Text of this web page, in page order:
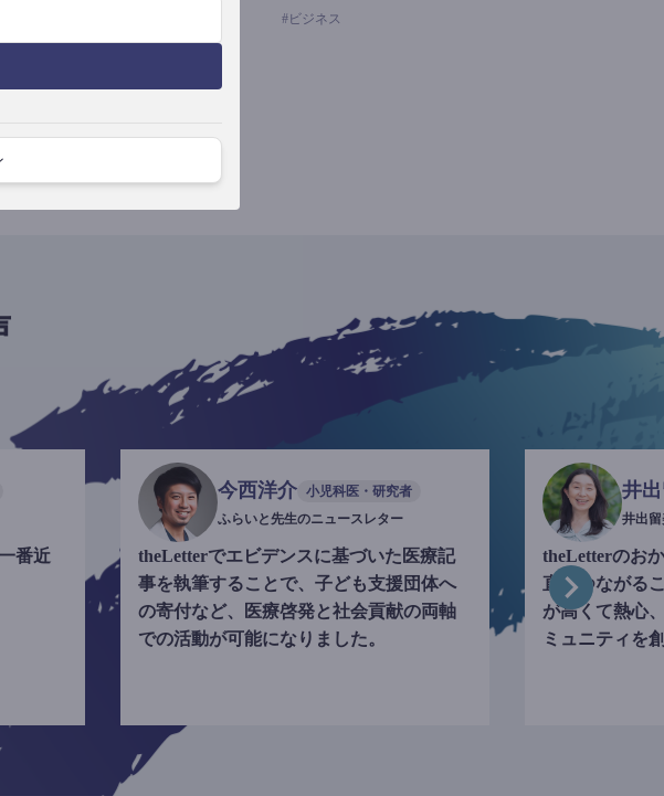
#ビジネス
番近
今西洋介 小児科医・研究者
ふらいと先生のニュースレター
theLetterでエビデンスに基づいた医療記
事を執筆することで、子ども支援団体へ
の寄付など、医療啓発と社会貢献の両軸
での活動が可能になりました。
井
井出
theLetterのお
直接つながる
が高くて熱心
ミュニティを